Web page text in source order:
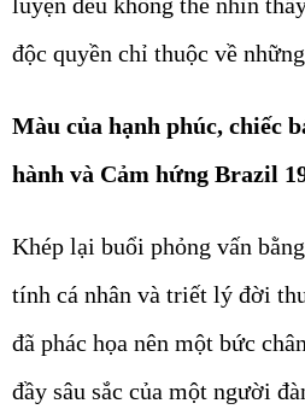
độc quyền chỉ thuộc về
Màu của hạnh phúc, chiếc
hành và Cảm hứng Brazil
Khép lại buổi phỏng vấn
tính cá nhân và triết lý đời
đã phác họa nên một bức
đầy sâu sắc của một người